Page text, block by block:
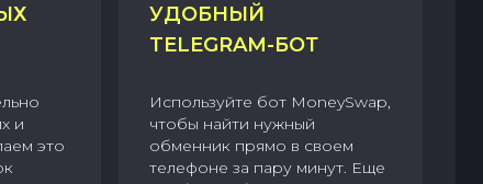
и
это
УДОБНЫЙ
TELEGRAM-БОТ
Используйте бот MoneySwap,
чтобы найти нужный
обменник прямо в своем
телефоне за пару минут. Еще